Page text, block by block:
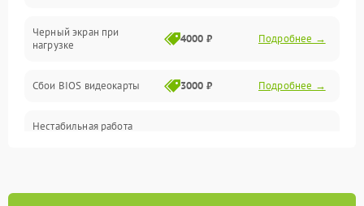
Электропитание
ПО
Электронные компоненты
Черный экран при
нагрузке
4000 ₽ Подробнее →
Сбои BIOS видеокарты 3000 ₽ Подробнее →
Нестабильная работа